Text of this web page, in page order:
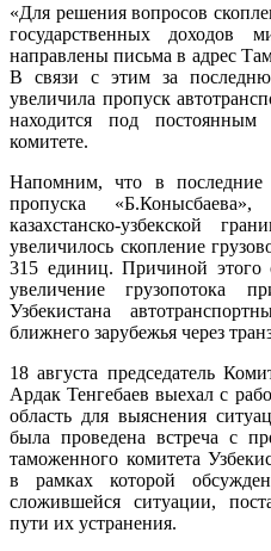
«Для решения вопросов
государственных доходов
направлены письма в адрес
В связи с этим за
увеличила пропуск
находится под
комитете.
Напомним, что в
пропуска
казахстанско-узбекской
увеличилось скопление
315 единиц. Причиной этого
увеличение грузопотока
Узбекистана
ближнего зарубежья через
18 августа председатель
Ардак Тенгебаев выехал с
область для выяснения
была проведена встреча с
таможенного комитета
в рамках которой
сложившейся ситуации,
пути их устранения.